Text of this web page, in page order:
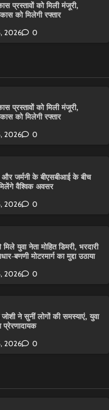
प्रस्तावों को मिली मंजूरी,
को मिलेगी रफ्तार
2026 0
प्रस्तावों को मिली मंजूरी,
को मिलेगी रफ्तार
2026 0
और जर्मनी के बीएसबीआई के बीच
वैश्विक अवसर
2026 0
युवा नेता मोहित डिमरी, भरदारी
बणणी मोटरमार्ग का मुद्दा उठाया
2026 0
ने सुनीं लोगों की समस्याएं, युवा
2026 0